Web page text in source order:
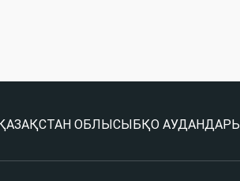
ОБЛЫСЫ БҚО АУДАНДАРЫ